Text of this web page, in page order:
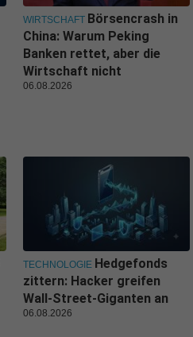
WIRTSCHAFT Börsencrash in
China: Warum Peking
Banken rettet, aber die
Wirtschaft nicht
06.08.2026
TECHNOLOGIE Hedgefonds
zittern: Hacker greifen
Wall-Street-Giganten an
06.08.2026